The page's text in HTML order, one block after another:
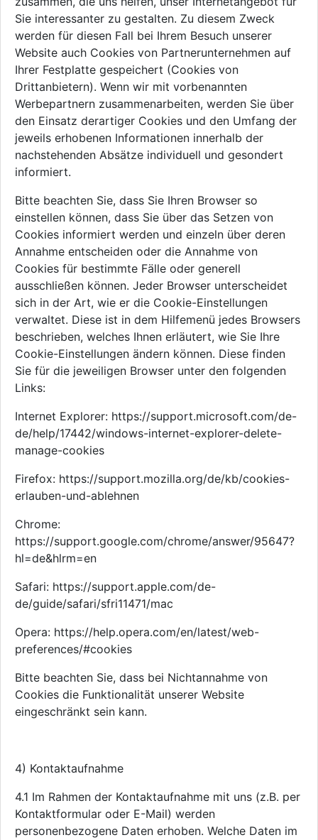
Sie interessanter zu gestalten. Zu diesem Zweck
werden für diesen Fall bei Ihrem Besuch unserer
Website auch Cookies von Partnerunternehmen auf
Ihrer Festplatte gespeichert (Cookies von
Drittanbietern). Wenn wir mit vorbenannten
Werbepartnern zusammenarbeiten, werden Sie über
den Einsatz derartiger Cookies und den Umfang der
jeweils erhobenen Informationen innerhalb der
nachstehenden Absätze individuell und gesondert
informiert.
Bitte beachten Sie, dass Sie Ihren Browser so
einstellen können, dass Sie über das Setzen von
Cookies informiert werden und einzeln über deren
Annahme entscheiden oder die Annahme von
Cookies für bestimmte Fälle oder generell
ausschließen können. Jeder Browser unterscheidet
sich in der Art, wie er die Cookie-Einstellungen
verwaltet. Diese ist in dem Hilfemenü jedes Browsers
beschrieben, welches Ihnen erläutert, wie Sie Ihre
Cookie-Einstellungen ändern können. Diese finden
Sie für die jeweiligen Browser unter den folgenden
Links:
Internet Explorer: https://support.microsoft.com/de-
de/help/17442/windows-internet-explorer-delete-
manage-cookies
Firefox: https://support.mozilla.org/de/kb/cookies-
erlauben-und-ablehnen
Chrome:
https://support.google.com/chrome/answer/95647?
hl=de&hlrm=en
Safari: https://support.apple.com/de-
de/guide/safari/sfri11471/mac
Opera: https://help.opera.com/en/latest/web-
preferences/#cookies
Bitte beachten Sie, dass bei Nichtannahme von
Cookies die Funktionalität unserer Website
eingeschränkt sein kann.
4) Kontaktaufnahme
4.1 Im Rahmen der Kontaktaufnahme mit uns (z.B. per
Kontaktformular oder E-Mail) werden
personenbezogene Daten erhoben. Welche Daten im